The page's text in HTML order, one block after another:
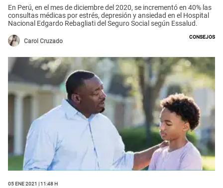
En Perú, en el mes de diciembre del 2020, se incrementó en 40% las
consultas médicas por estrés, depresión y ansiedad en el Hospital
Nacional Edgardo Rebagliati del Seguro Social según Essalud.
Carol Cruzado
Consejos
05 Ene 2021 | 11:48 h